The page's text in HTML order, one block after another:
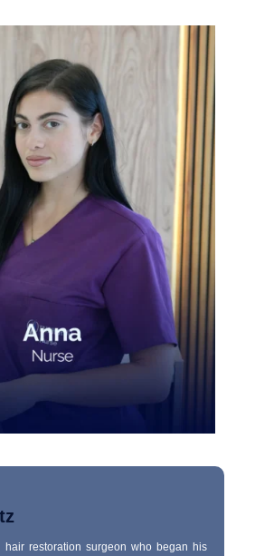
hair restoration surgeon who began his